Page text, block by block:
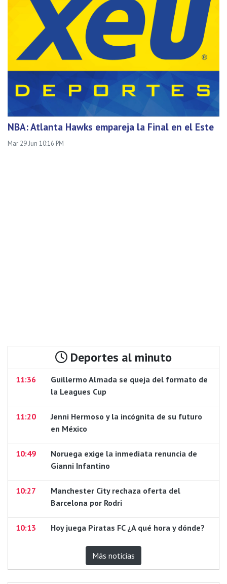
NBA: Atlanta Hawks empareja la Final en el Este
Mar 29 Jun 10:16 PM
Deportes al minuto
11:36
Guillermo Almada se queja del formato de
la Leagues Cup
11:20
Jenni Hermoso y la incógnita de su futuro
en México
10:49
Noruega exige la inmediata renuncia de
Gianni Infantino
10:27
Manchester City rechaza oferta del
Barcelona por Rodri
10:13 Hoy juega Piratas FC ¿A qué hora y dónde?
Más noticias